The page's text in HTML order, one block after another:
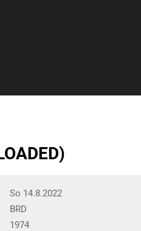
So 14.8.2022
BRD
1974